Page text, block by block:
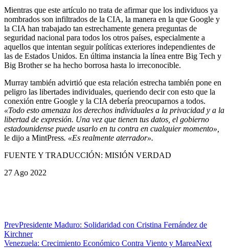
Mientras que este artículo no trata de afirmar que los individuos ya
nombrados son infiltrados de la CIA, la manera en la que Google y
la CIA han trabajado tan estrechamente genera preguntas de
seguridad nacional para todos los otros países, especialmente a
aquellos que intentan seguir políticas exteriores independientes de
las de Estados Unidos. En última instancia la línea entre Big Tech y
Big Brother se ha hecho borrosa hasta lo irreconocible.
Murray también advirtió que esta relación estrecha también pone en
peligro las libertades individuales, queriendo decir con esto que la
conexión entre Google y la CIA debería preocuparnos a todos.
«Todo esto amenaza los derechos individuales a la privacidad y a la
libertad de expresión. Una vez que tienen tus datos, el gobierno
estadounidense puede usarlo en tu contra en cualquier momento»,
le dijo a MintPress. «Es realmente aterrador».
FUENTE Y TRADUCCIÓN: MISIÓN VERDAD
27 Ago 2022
PrevPresidente Maduro: Solidaridad con Cristina Fernández de
Kirchner
Venezuela: Crecimiento Económico Contra Viento y MareaNext